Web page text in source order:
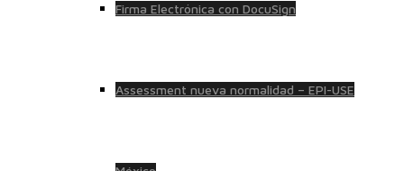
Firma Electrónica con DocuSign
Assessment nueva normalidad – EPI-USE